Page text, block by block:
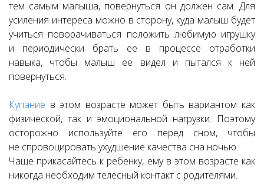
тем самым малыша, повернуться он должен сам. Для
усиления интереса можно в сторону, куда малыш будет
учиться поворачиваться положить любимую игрушку
и периодически брать ее в процессе отработки
навыка, чтобы малыш ее видел и пытался к ней
повернуться.
Купание в этом возрасте может быть вариантом как
физической, так и эмоциональной нагрузки. Поэтому
осторожно используйте его перед сном, чтобы
не спровоцировать ухудшение качества сна ночью.
Чаще прикасайтесь к ребенку, ему в этом возрасте как
никогда необходим телесный контакт с родителями.